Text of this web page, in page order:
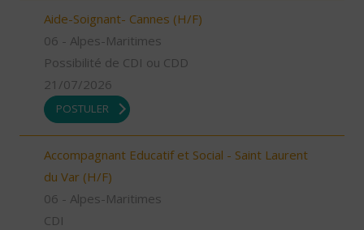
Aide-Soignant- Cannes (H/F)
06 - Alpes-Maritimes
Possibilité de CDI ou CDD
21/07/2026
POSTULER
Accompagnant Educatif et Social - Saint Laurent
du Var (H/F)
06 - Alpes-Maritimes
CDI